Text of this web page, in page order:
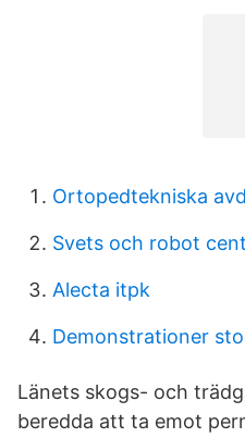
Ortopedtekniska
Svets och robot
Alecta itpk
Demonstrationer
Länets skogs- och
beredda att ta emot